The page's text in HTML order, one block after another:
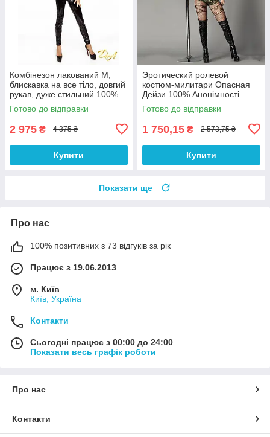
Комбінезон лакований M,
блискавка на все тіло, довгий
рукав, дуже стильний 100%
Анонімності
Готово до відправки
2 975 ₴ 4 375 ₴
Купити
Эротический ролевой
костюм-милитари Опасная
Дейзи 100% Анонімності
Готово до відправки
1 750,15 ₴ 2 573,75 ₴
Купити
Показати ще
Про нас
100% позитивних з 73 відгуків за рік
Працює з 19.06.2013
м. Київ
Київ, Україна
Контакти
Сьогодні працює з 00:00 до 24:00
Показати весь графік роботи
Про нас
Контакти